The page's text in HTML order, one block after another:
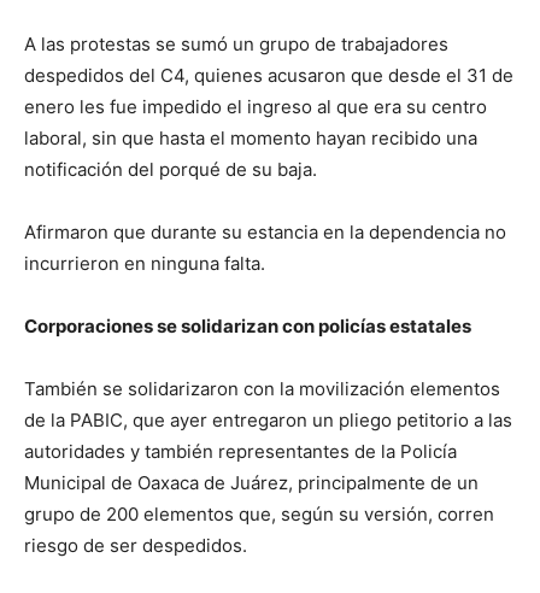
A las protestas se sumó un grupo de trabajadores
despedidos del C4, quienes acusaron que desde el 31 de
enero les fue impedido el ingreso al que era su centro
laboral, sin que hasta el momento hayan recibido una
notificación del porqué de su baja.
Afirmaron que durante su estancia en la dependencia no
incurrieron en ninguna falta.
Corporaciones se solidarizan con policías estatales
También se solidarizaron con la movilización elementos
de la PABIC, que ayer entregaron un pliego petitorio a las
autoridades y también representantes de la Policía
Municipal de Oaxaca de Juárez, principalmente de un
grupo de 200 elementos que, según su versión, corren
riesgo de ser despedidos.